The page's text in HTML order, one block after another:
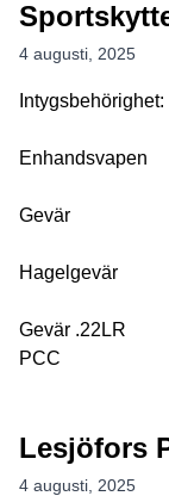
4 augusti, 2025
Intygsbehörighet:
Enhandsvapen
Gevär
Hagelgevär
Gevär .22LR
PCC
Lesjöfors
4 augusti, 2025